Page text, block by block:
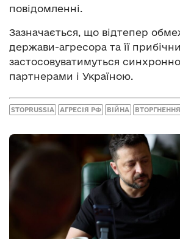
повідомленні.
Зазначається, що відтепер
держави-агресора та її
застосовуватимуться
партнерами і Україною.
STOPRUSSIA АГРЕСІЯ РФ ВІЙНА